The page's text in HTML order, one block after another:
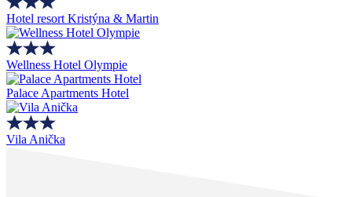
Hotel resort Kristýna & Martin
Wellness Hotel Olympie
Palace Apartments Hotel
Vila Anička